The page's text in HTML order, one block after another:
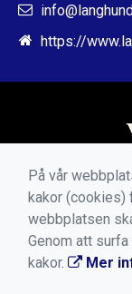
https://
På vår
kakor (cookies)
webbplatsen
Genom att
kakor.
Mer